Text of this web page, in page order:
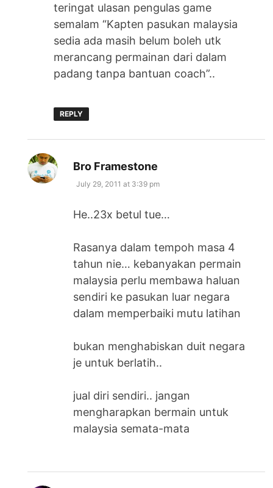
teringat ulasan pengulas game
semalam “Kapten pasukan malaysia
sedia ada masih belum boleh utk
merancang permainan dari dalam
padang tanpa bantuan coach”..
REPLY
Bro Framestone
July 29, 2011 at 3:39 pm
He..23x betul tue…
Rasanya dalam tempoh masa 4
tahun nie… kebanyakan permain
malaysia perlu membawa haluan
sendiri ke pasukan luar negara
dalam memperbaiki mutu latihan
bukan menghabiskan duit negara
je untuk berlatih..
jual diri sendiri.. jangan
mengharapkan bermain untuk
malaysia semata-mata